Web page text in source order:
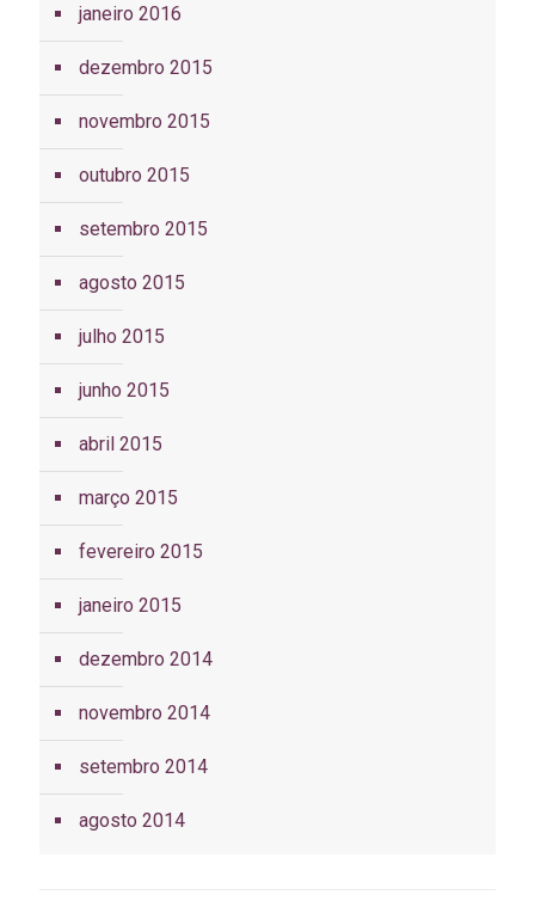
janeiro 2016
dezembro 2015
novembro 2015
outubro 2015
setembro 2015
agosto 2015
julho 2015
junho 2015
abril 2015
março 2015
fevereiro 2015
janeiro 2015
dezembro 2014
novembro 2014
setembro 2014
agosto 2014